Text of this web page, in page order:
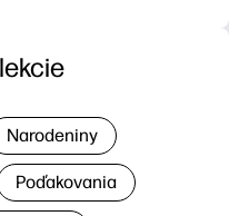
Narodeniny
Poďakovania